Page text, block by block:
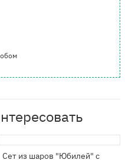
Сет из шаров "Юбилей" с